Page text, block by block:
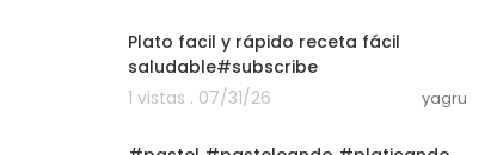
Plato facil y rápido receta fácil
saludable#subscribe
1 vistas . 07/31/26
yagru